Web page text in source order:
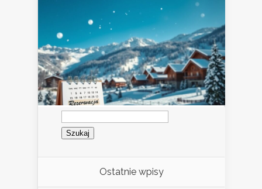
Szukaj:
Ostatnie wpisy